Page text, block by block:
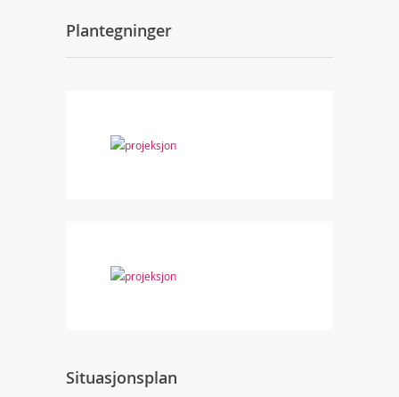
Plantegninger
Situasjonsplan